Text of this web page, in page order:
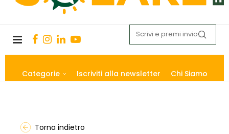
Categorie Iscriviti alla newsletter Chi Siamo
Torna indietro